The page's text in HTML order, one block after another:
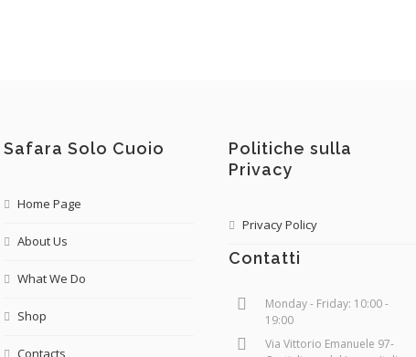
Safara Solo Cuoio
Home Page
About Us
What We Do
Shop
Contacts
Politiche sulla
Privacy
Privacy Policy
Contatti
Monday - Friday: 10:00 -
19:00
Via Vittorio Emanuele 97-